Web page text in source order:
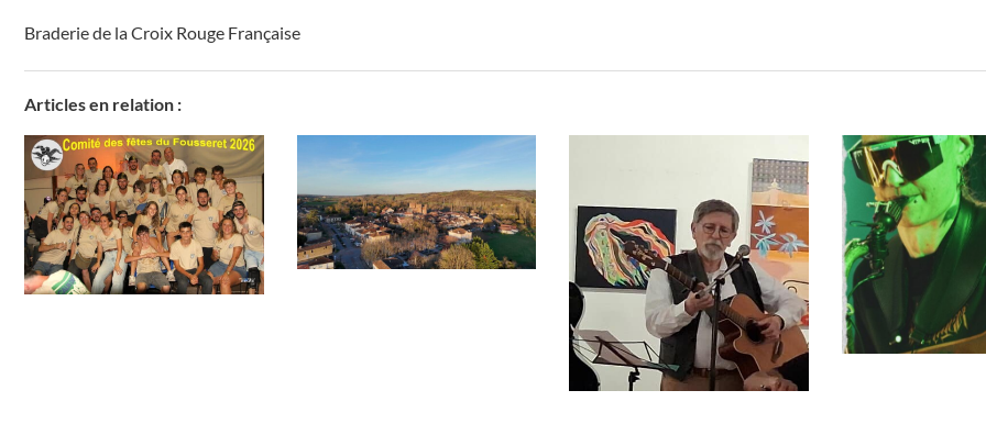
Braderie de la Croix Rouge Française
Articles en relation :